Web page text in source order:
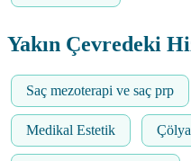
Yakın Çevredeki
Saç mezoterapi ve saç prp
Medikal Estetik